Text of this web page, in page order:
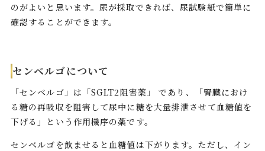
のがよいと思います。尿が採取できれば、尿試験紙で簡単に
確認することができます。
センベルゴについて
「センベルゴ」は「SGLT2阻害薬」 であり、「腎臓におけ
る糖の再吸収を阻害して尿中に糖を大量排泄させて血糖値を
下げる」という作用機序の薬です。
センベルゴを飲ませると血糖値は下がります。ただし、イン